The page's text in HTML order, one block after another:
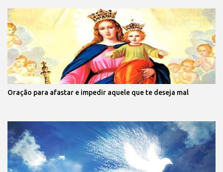
Oração para afastar e impedir aquele que te deseja mal